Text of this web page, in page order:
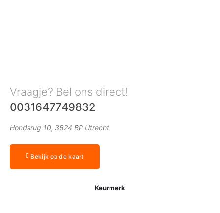
Vraagje? Bel ons direct!
0031647749832
Hondsrug 10, 3524 BP Utrecht
Bekijk op de kaart
Keurmerk